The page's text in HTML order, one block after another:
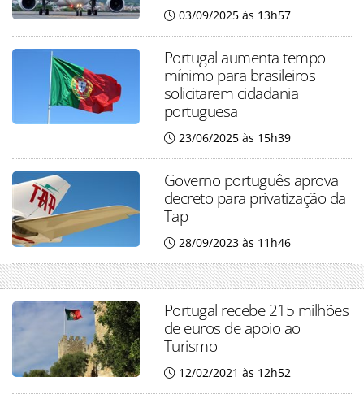
03/09/2025 às 13h57
Portugal aumenta tempo
mínimo para brasileiros
solicitarem cidadania
portuguesa
23/06/2025 às 15h39
Governo português aprova
decreto para privatização da
Tap
28/09/2023 às 11h46
Portugal recebe 215 milhões
de euros de apoio ao
Turismo
12/02/2021 às 12h52